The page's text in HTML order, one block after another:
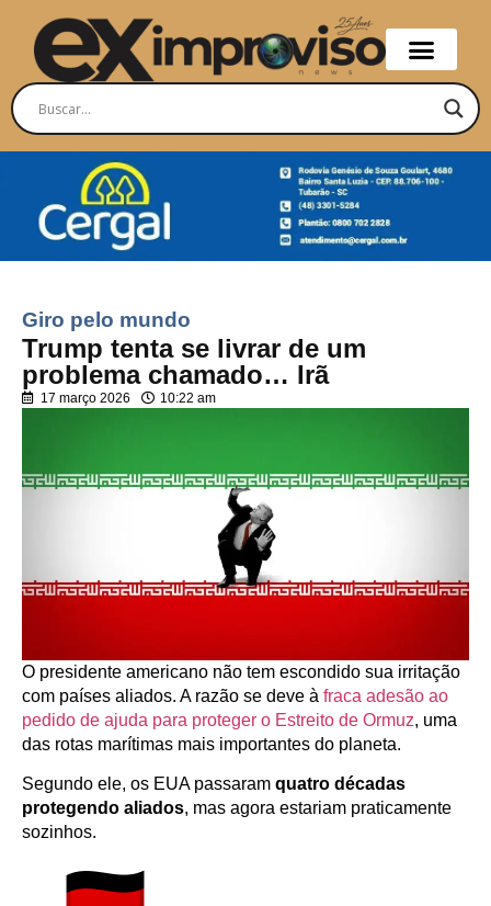
Giro pelo mundo
Trump tenta se livrar de um
problema chamado… Irã
17 março 2026 10:22 am
O presidente americano não tem escondido sua irritação
com países aliados. A razão se deve à fraca adesão ao
pedido de ajuda para proteger o Estreito de Ormuz, uma
das rotas marítimas mais importantes do planeta.
Segundo ele, os EUA passaram quatro décadas
protegendo aliados, mas agora estariam praticamente
sozinhos.